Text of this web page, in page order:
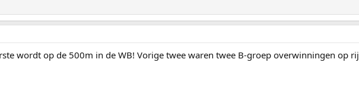
wordt op de 500m in de WB! Vorige twee waren twee B-groep overwinningen op rij